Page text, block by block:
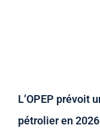
L’OPEP prévoit
pétrolier en